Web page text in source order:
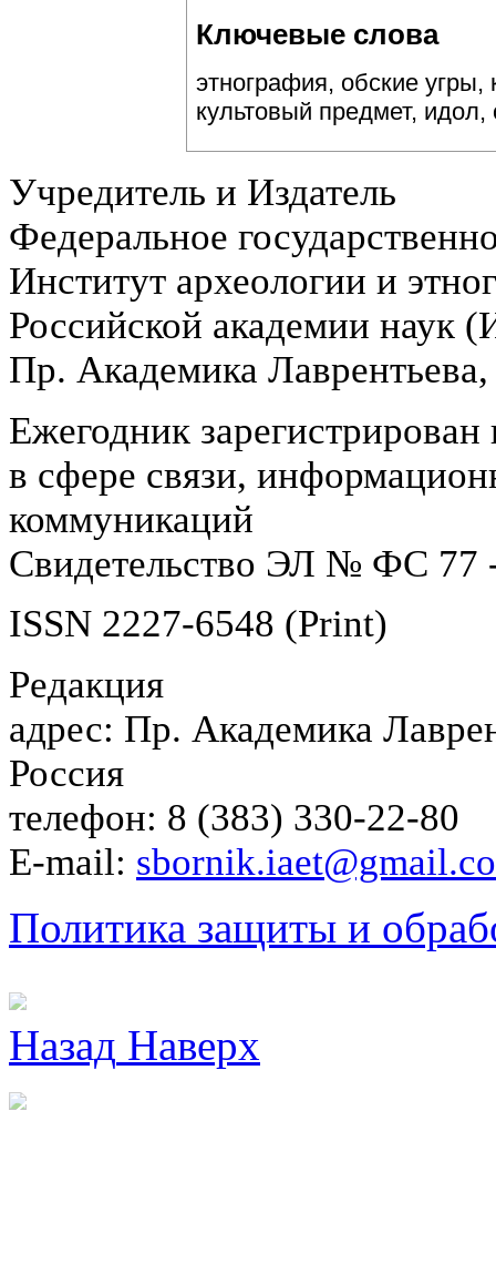
Ключевые слова
этнография, обские
культовый предмет, идол,
Учредитель и Издатель
Федеральное
Институт археологии и
Российской академии
Пр. Академика
Ежегодник
в сфере связи,
коммуникаций
Свидетельство ЭЛ № ФС 77
ISSN 2227-6548 (Print)
Редакция
адрес: Пр. Академика
Россия
телефон: 8 (383) 330-22-80
E-mail:
Политика защиты и
Назад Наверх